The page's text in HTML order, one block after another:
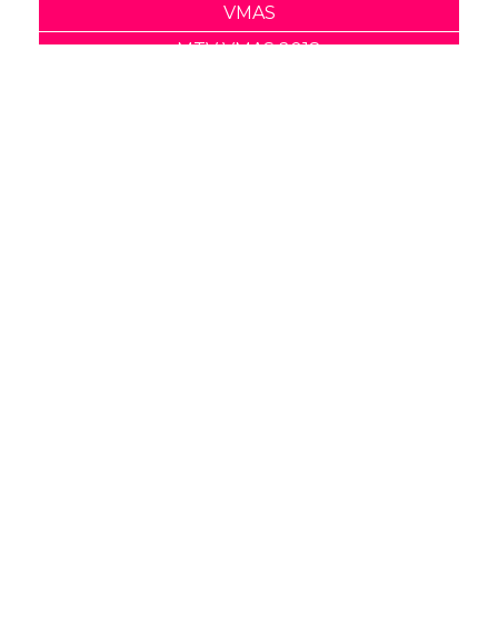
VMAS
MTV VMAS 2018